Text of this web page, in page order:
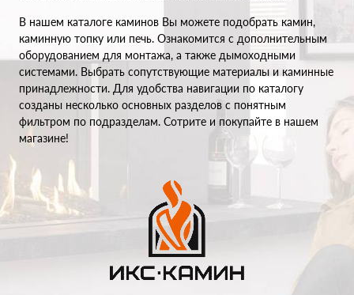
В нашем каталоге каминов Вы можете подобрать камин,
каминную топку или печь. Ознакомится с дополнительным
оборудованием для монтажа, а также дымоходными
системами. Выбрать сопутствующие материалы и каминные
принадлежности. Для удобства навигации по каталогу
созданы несколько основных разделов с понятным
фильтром по подразделам. Сотрите и покупайте в нашем
магазине!